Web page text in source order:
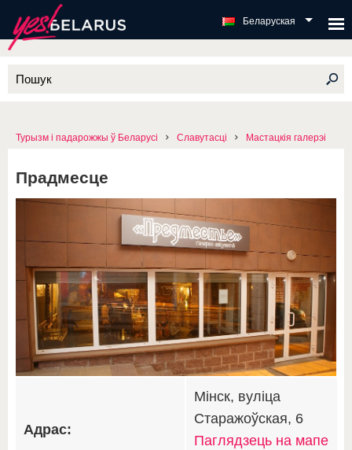
Беларуская
Турызм і падарожжы ў Беларусі Славутасці Мастацкія галерэі
Прадмесце
Адрас:
Мінск, вуліца
Старажоўская, 6
Паглядзець на мапе